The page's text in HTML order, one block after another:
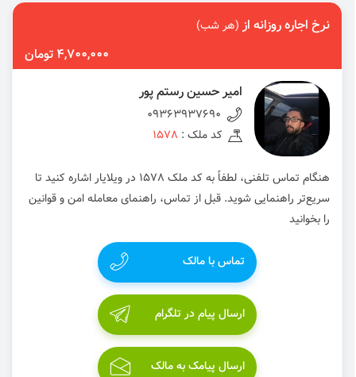
نرخ اجاره روزانه از(هر شب)
4,700,000 تومان
امیر حسین رستم پور
09363937690
کد ملک : 1578
هنگام تماس تلفنی، لطفاً به کد ملک 1578 در ویلایار اشاره کنید تا
سریع‌تر راهنمایی شوید. قبل از تماس، راهنمای معامله امن و قوانین
را بخوانید
تماس با مالک
ارسال پیام در تلگرام
ارسال پیامک به مالک